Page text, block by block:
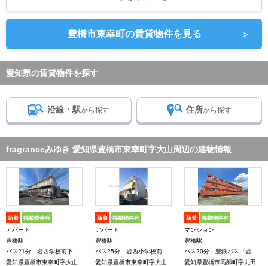
豊橋市東幸町の賃貸物件を見る ＞
愛知県の賃貸物件を探す
沿線・駅から探す 住所から探す
fragranceみゆき 愛知県豊橋市東幸町字大山周辺の建物情報
新着 掲載物件有
アパート
豊橋駅
バス21分 岩西学校前下車：停歩8分
愛知県豊橋市東幸町字大山
新着 掲載物件有
アパート
豊橋駅
バス25分 岩西小学校前下車：停歩8分
愛知県豊橋市東幸町字大山
新着 掲載物件有
マンション
豊橋駅
バス20分 豊鉄バス『岩西学校前』下車：停歩10分
愛知県豊橋市高師町字丸田